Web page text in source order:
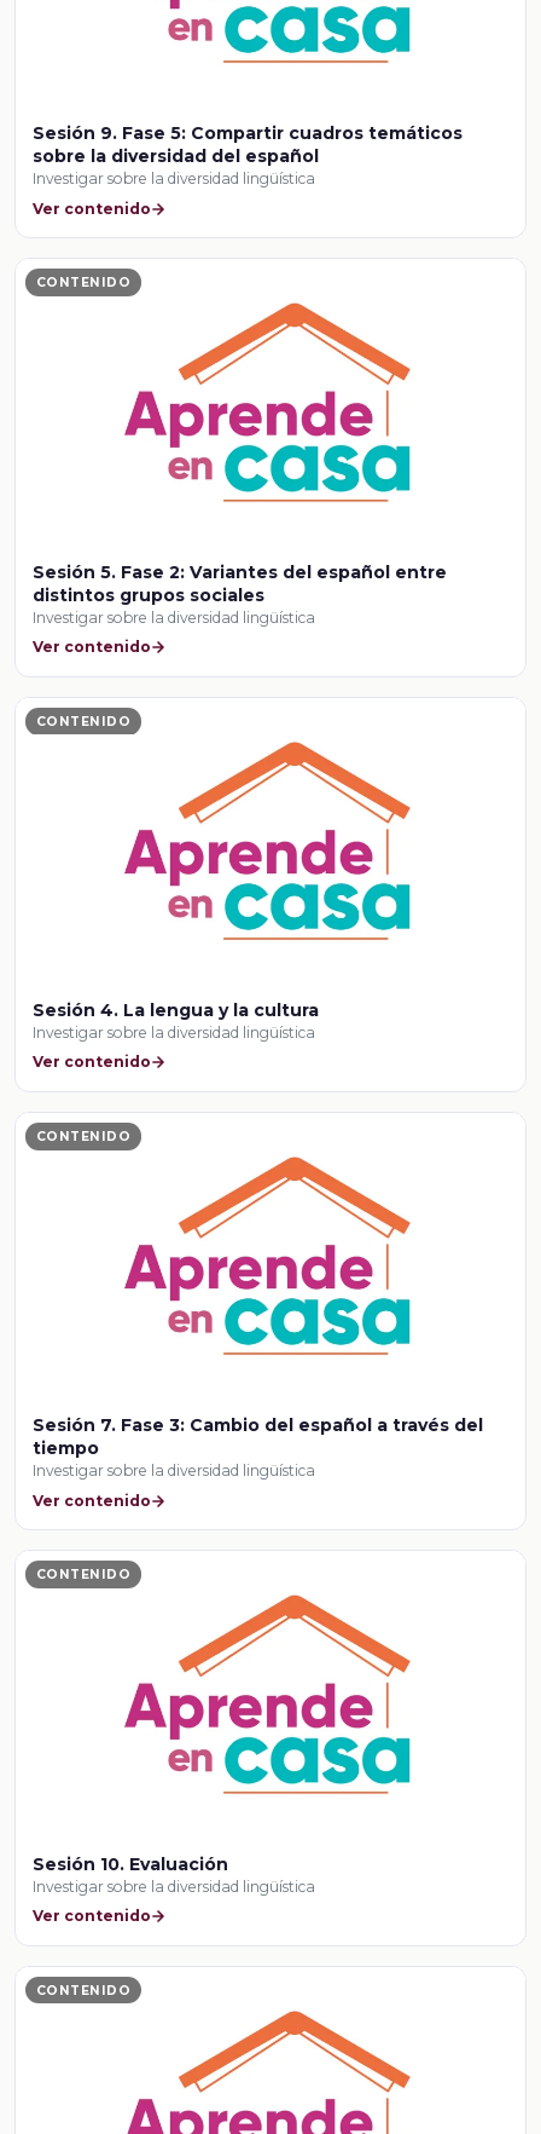
Sesión 9. Fase 5: Compartir cuadros temáticos
sobre la diversidad del español
Investigar sobre la diversidad lingüística
Ver contenido
CONTENIDO
Sesión 5. Fase 2: Variantes del español entre
distintos grupos sociales
Investigar sobre la diversidad lingüística
Ver contenido
CONTENIDO
Sesión 4. La lengua y la cultura
Investigar sobre la diversidad lingüística
Ver contenido
CONTENIDO
Sesión 7. Fase 3: Cambio del español a través del
tiempo
Investigar sobre la diversidad lingüística
Ver contenido
CONTENIDO
Sesión 10. Evaluación
Investigar sobre la diversidad lingüística
Ver contenido
CONTENIDO